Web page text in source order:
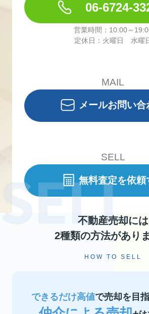
06-6724-
営業時間：10:00～
定休日：火曜日 水曜
MAIL
メールお問い合
SELL
無料査定を依頼
不動産売却には
2種類の方法があり
HOW TO SELL
できるだけ高値で売却を目